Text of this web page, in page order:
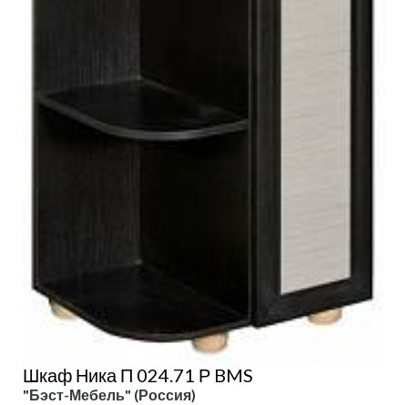
Шкаф Ника П 024.71 Р BMS
"Бэст-Мебель" (Россия)